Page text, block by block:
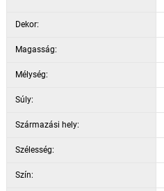
Dekor:
Magasság:
Mélység:
Súly:
Származási hely:
Szélesség:
Szín: